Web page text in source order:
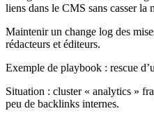
liens dans le CMS sans casser la
Maintenir un change log des
rédacteurs et éditeurs.
Exemple de playbook : rescue
Situation : cluster « analytics »
peu de backlinks internes.